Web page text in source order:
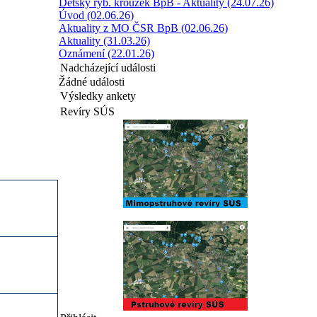
Dětský ryb. kroužek BpB - Aktuality (24.07.26)
Úvod (02.06.26)
Aktuality z MO ČSR BpB (02.06.26)
Aktuality (31.03.26)
Oznámení (22.01.26)
Nadcházející události
Žádné události
Výsledky ankety
Revíry SÚS